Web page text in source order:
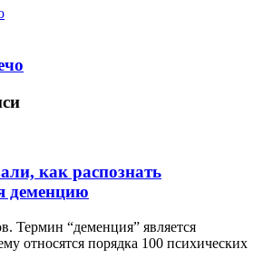
как распознать
деменцию
Термин “деменция” является
относятся порядка 100 психических